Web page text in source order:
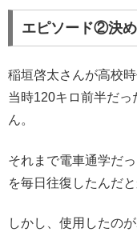
エピソード②決め
稲垣啓太さんが高校時
当時120キロ前半だっ
ん。
それまで電車通学だ
を毎日往復したんだと
しかし、使用したの